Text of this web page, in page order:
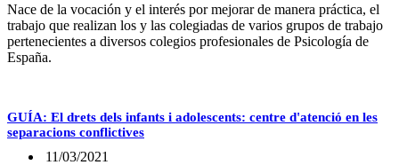
Nace de la vocación y el interés por mejorar de manera práctica, el
trabajo que realizan los y las colegiadas de varios grupos de trabajo
pertenecientes a diversos colegios profesionales de Psicología de
España.
GUÍA: El drets dels infants i adolescents: centre d'atenció en les
separacions conflictives
11/03/2021